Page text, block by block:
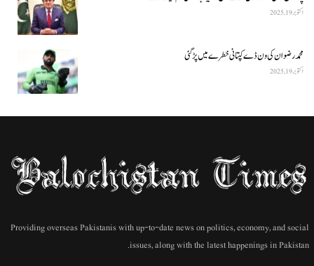
اکتوبر 19, 2025
محمد رضوان کی ون ڈے کپتانی خطرے میں پڑ گئی
اکتوبر 19, 2025
Providing overseas Pakistanis with up-to-date news on politics, economy, and social
issues, along with the latest happenings in Pakistan.